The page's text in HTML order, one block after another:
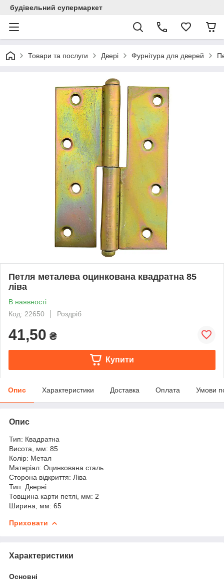
будівельний супермаркет
Товари та послуги Двері Фурнітура для дверей
Петля металева оцинкована квадратна 85
ліва
В наявності
Код: 22650
Роздріб
41,50 ₴
Купити
Опис Характеристики Доставка Оплата Умови
Опис
Тип: Квадратна
Висота, мм: 85
Колір: Метал
Матеріал: Оцинкована сталь
Сторона відкриття: Ліва
Тип: Дверні
Товщина карти петлі, мм: 2
Ширина, мм: 65
Приховати
Характеристики
Основні